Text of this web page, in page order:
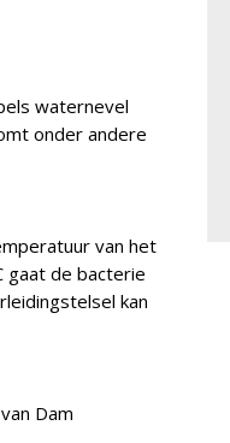
waternevel
onder andere
van het
gaat de bacterie
kan
Dam